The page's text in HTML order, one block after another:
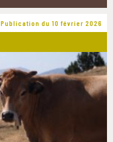
Publication du 10 février 2026